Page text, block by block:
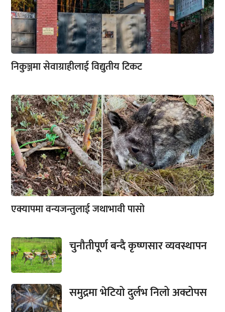
निकुञ्जमा सेवाग्राहीलाई विद्युतीय टिकट
एक्यापमा वन्यजन्तुलाई जथाभावी पासो
चुनौतीपूर्ण बन्दै कृष्णसार व्यवस्थापन
समुद्रमा भेटियो दुर्लभ निलो अक्टोपस